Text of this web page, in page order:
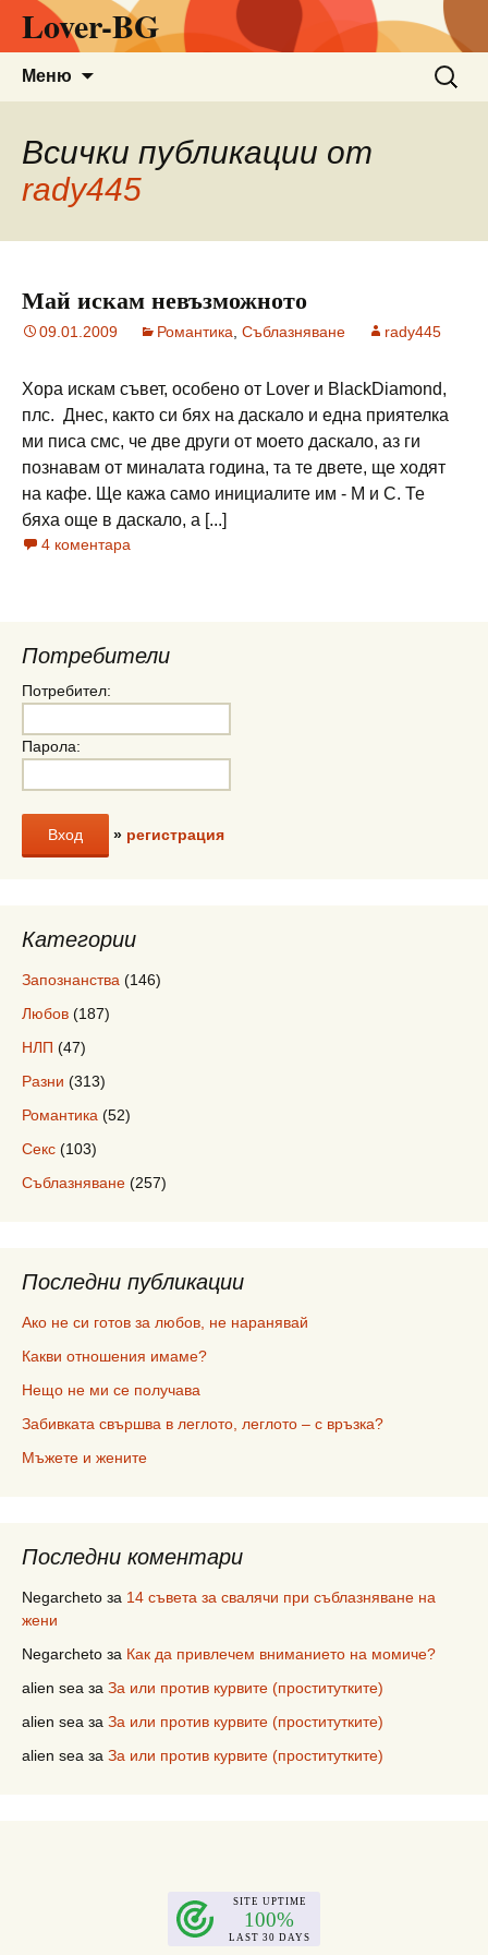
Lover-BG
Меню
за:
Всички публикации от
rady445
Май искам невъзможното
09.01.2009 Романтика Съблазняване rady445
Хора искам съвет, особено от Lover и BlackDiamond,
плс. Днес, както си бях на даскало и една приятелка
ми писа смс, че две други от моето даскало, аз ги
познавам от миналата година, та те двете, ще ходят
на кафе. Ще кажа само инициалите им - М и С. Те
бяха още в даскало, а [...]
4 коментара
Потребители
Потребител:
Парола:
» регистрация
Категории
Запознанства (146)
Любов (187)
НЛП (47)
Разни (313)
Романтика (52)
Секс (103)
Съблазняване (257)
Последни публикации
Ако не си готов за любов, не наранявай
Какви отношения имаме?
Нещо не ми се получава
Забивката свършва в леглото, леглото – с връзка?
Мъжете и жените
Последни коментари
Negarcheto за 14 съвета за свалячи при съблазняване на
жени
Negarcheto за Как да привлечем вниманието на момиче?
alien sea за За или против курвите (проститутките)
alien sea за За или против курвите (проститутките)
alien sea за За или против курвите (проститутките)